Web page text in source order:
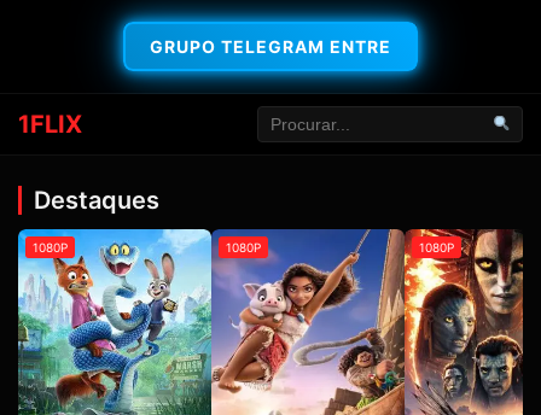
GRUPO TELEGRAM ENTRE
1FLIX
Destaques
1080P 1080P 1080P